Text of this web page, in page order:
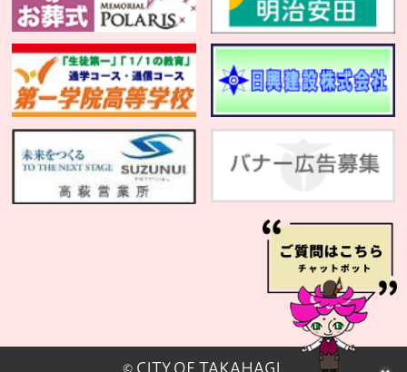
© CITY OF TAKAHAGI.